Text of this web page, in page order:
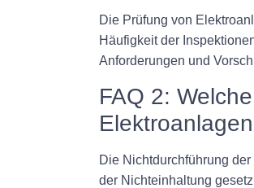
Die Prüfung von
Häufigkeit der
Anforderungen und
FAQ 2:
Die Nichtdurchführung
der Nichteinhaltung